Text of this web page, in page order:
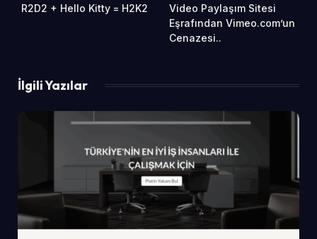
R2D2 + Hello Kitty = H2K2
Video Paylaşım Sitesi
Eşrafından Vimeo.com’un
Cenazesi..
İlgili Yazılar